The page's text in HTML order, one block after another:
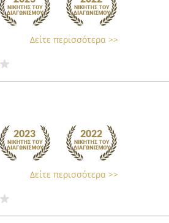
Δείτε περισσότερα >>
Δείτε περισσότερα >>